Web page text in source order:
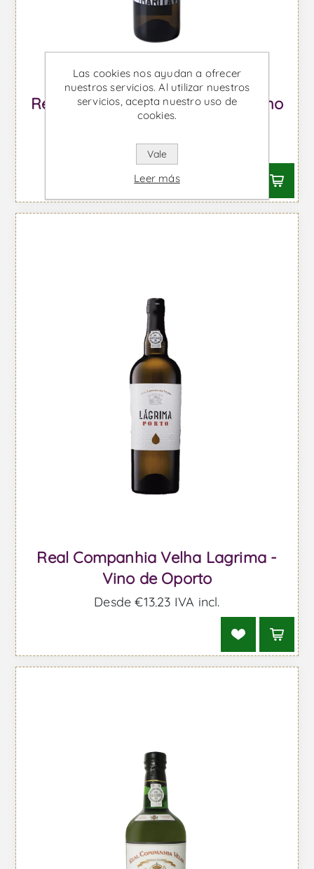
Real Companhia Velha Rosé - Vino
de Oporto
Desde €15,15 IVA incl.
Real Companhia Velha Lagrima -
Vino de Oporto
Desde €13,23 IVA incl.
Las cookies nos ayudan a ofrecer
nuestros servicios. Al utilizar nuestros
servicios, acepta nuestro uso de
cookies.
Vale
Leer más